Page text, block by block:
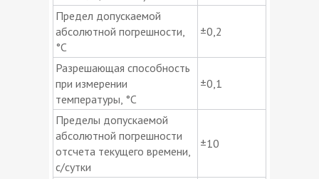
Предел допускаемой
абсолютной погрешности,
°С
±0,2
Разрешающая способность
при измерении
температуры, °С
±0,1
Пределы допускаемой
абсолютной погрешности
отсчета текущего времени,
с/сутки
±10